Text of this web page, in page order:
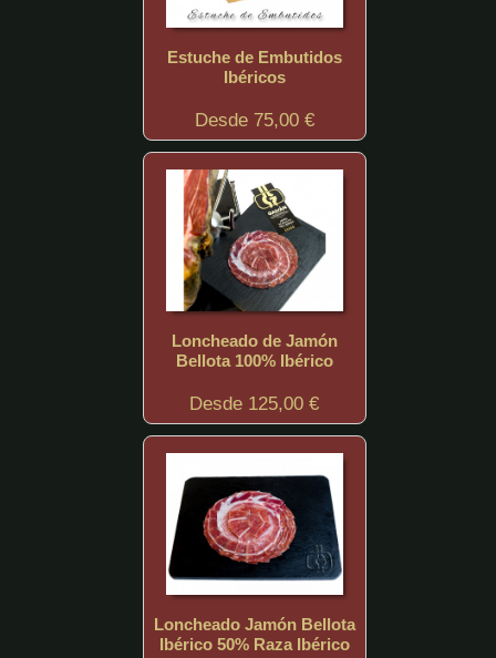
Estuche de Embutidos
Ibéricos
Desde 75,00 €
Loncheado de Jamón
Bellota 100% Ibérico
Desde 125,00 €
Loncheado Jamón Bellota
Ibérico 50% Raza Ibérico